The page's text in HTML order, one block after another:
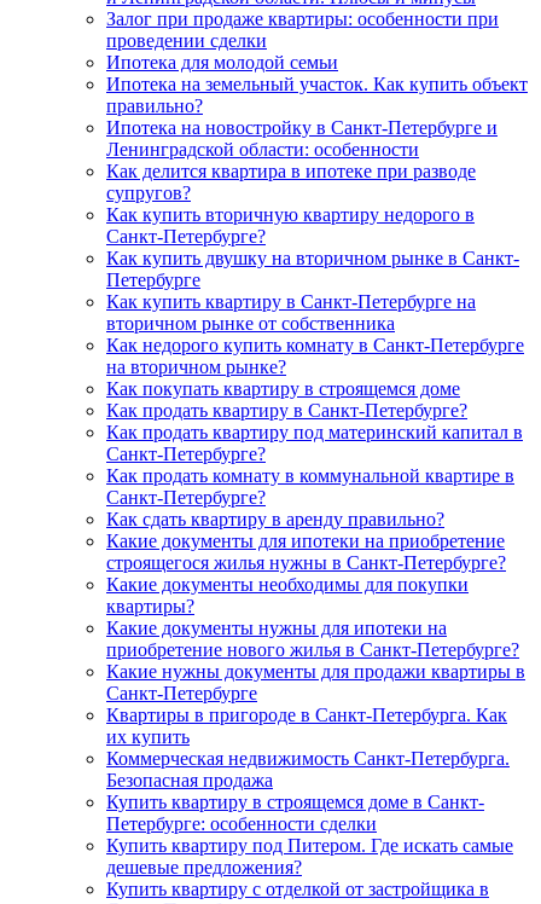
Залог при продаже квартиры: особенности при
проведении сделки
Ипотека для молодой семьи
Ипотека на земельный участок. Как купить объект
правильно?
Ипотека на новостройку в Санкт-Петербурге и
Ленинградской области: особенности
Как делится квартира в ипотеке при разводе
супругов?
Как купить вторичную квартиру недорого в
Санкт-Петербурге?
Как купить двушку на вторичном рынке в Санкт-
Петербурге
Как купить квартиру в Санкт-Петербурге на
вторичном рынке от собственника
Как недорого купить комнату в Санкт-Петербурге
на вторичном рынке?
Как покупать квартиру в строящемся доме
Как продать квартиру в Санкт-Петербурге?
Как продать квартиру под материнский капитал в
Санкт-Петербурге?
Как продать комнату в коммунальной квартире в
Санкт-Петербурге?
Как сдать квартиру в аренду правильно?
Какие документы для ипотеки на приобретение
строящегося жилья нужны в Санкт-Петербурге?
Какие документы необходимы для покупки
квартиры?
Какие документы нужны для ипотеки на
приобретение нового жилья в Санкт-Петербурге?
Какие нужны документы для продажи квартиры в
Санкт-Петербурге
Квартиры в пригороде в Санкт-Петербурга. Как
их купить
Коммерческая недвижимость Санкт-Петербурга.
Безопасная продажа
Купить квартиру в строящемся доме в Санкт-
Петербурге: особенности сделки
Купить квартиру под Питером. Где искать самые
дешевые предложения?
Купить квартиру с отделкой от застройщика в